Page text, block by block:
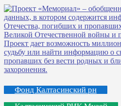
Фонд Калтасинский рн